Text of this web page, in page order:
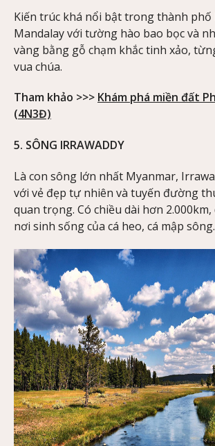
Kiến trúc khá nổi bật trong thành phố
Mandalay với tường hào bao bọc và
vàng bằng gỗ chạm khắc tinh xảo,
vua chúa.
Tham khảo >>> Khám phá miền đất
(4N3Đ)
5. SÔNG IRRAWADDY
Là con sông lớn nhất Myanmar,
với vẻ đẹp tự nhiên và tuyến đường
quan trọng. Có chiều dài hơn
nơi sinh sống của cá heo, cá mập sông.